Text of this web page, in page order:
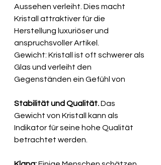
Aussehen verleiht. Dies macht
Kristall attraktiver für die
Herstellung luxuriöser und
anspruchsvoller Artikel.
Gewicht: Kristall ist oft schwerer als
Glas und verleiht den
Gegenständen ein Gefühl von
Stabilität und Qualität. Das
Gewicht von Kristall kann als
Indikator für seine hohe Qualität
betrachtet werden.